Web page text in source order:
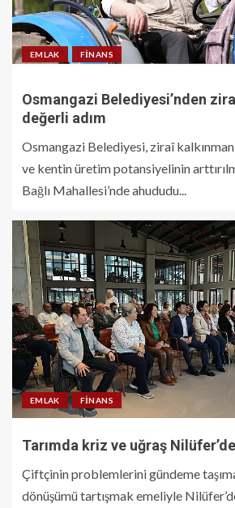
EMLAK FINANS
Osmangazi Belediyesi’nden
değerli adım
Osmangazi Belediyesi, ziraî
ve kentin üretim potansiyelinin
Bağlı Mahallesi’nde ahududu...
EMLAK FINANS
Tarımda kriz ve uğraş Nilüfer’de
Çiftçinin problemlerini gündeme
dönüşümü tartışmak emeliyle